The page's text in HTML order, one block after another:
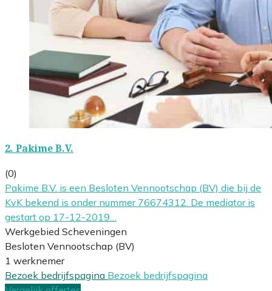
2. Pakime B.V.
(0)
Pakime B.V. is een Besloten Vennootschap (BV) die bij de
KvK bekend is onder nummer 76674312. De mediator is
gestart op 17-12-2019…
Werkgebied Scheveningen
Besloten Vennootschap (BV)
1 werknemer
Bezoek bedrijfspagina Bezoek bedrijfspagina